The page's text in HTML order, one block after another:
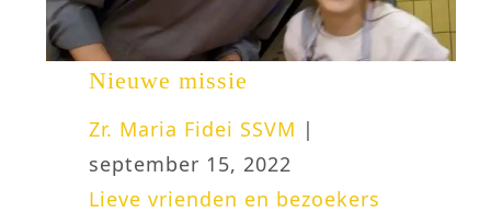
Nieuwe missie
Zr. Maria Fidei SSVM |
september 15, 2022
Lieve vrienden en bezoekers